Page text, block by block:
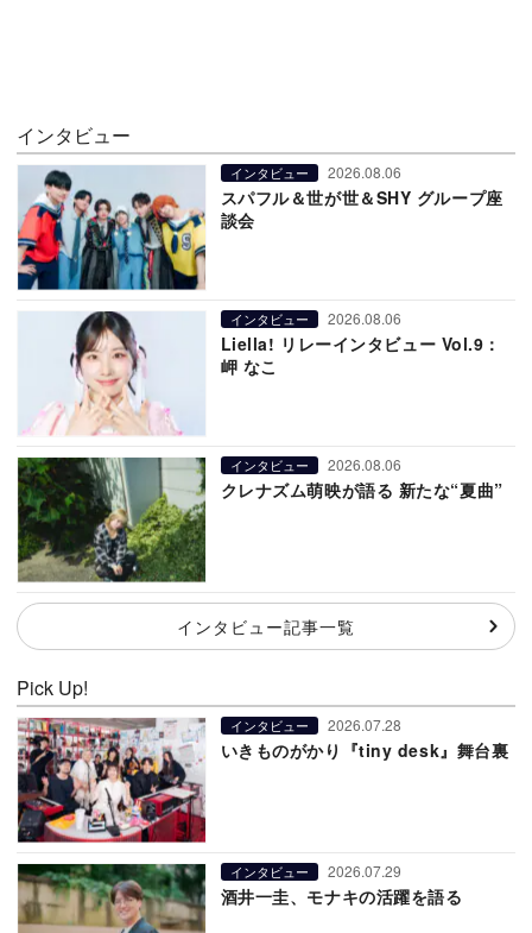
インタビュー
インタビュー 2026.08.06
スパフル＆世が世＆SHY グループ座
談会
インタビュー 2026.08.06
Liella! リレーインタビュー Vol.9：
岬 なこ
インタビュー 2026.08.06
クレナズム萌映が語る 新たな“夏曲”
インタビュー記事一覧
Pick Up!
インタビュー 2026.07.28
いきものがかり『tiny desk』舞台裏
インタビュー 2026.07.29
酒井一圭、モナキの活躍を語る